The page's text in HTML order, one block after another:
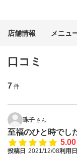
店舗情報 メニュ
口コミ
7 件
珠子 さん
至福のひと時でし
5.00
投稿日 2021/12/08利用日